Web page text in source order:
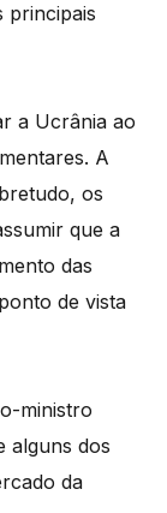
principais
a Ucrânia ao
A
os
que a
das
de vista
ministro
alguns dos
da